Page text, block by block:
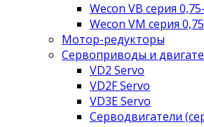
Wecon VB серия
Wecon VM серия
Мотор-редукторы
Сервоприводы и
VD2 Servo
VD2F Servo
VD3E Servo
Серводвигатели